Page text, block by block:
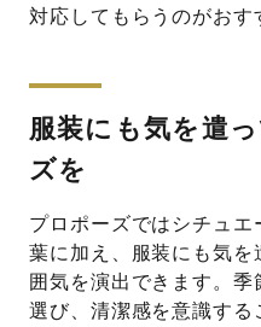
対応してもらうのがおす
服装にも気を遣
ズを
プロポーズではシチュ
葉に加え、服装にも気
囲気を演出できます。
選び、清潔感を意識する